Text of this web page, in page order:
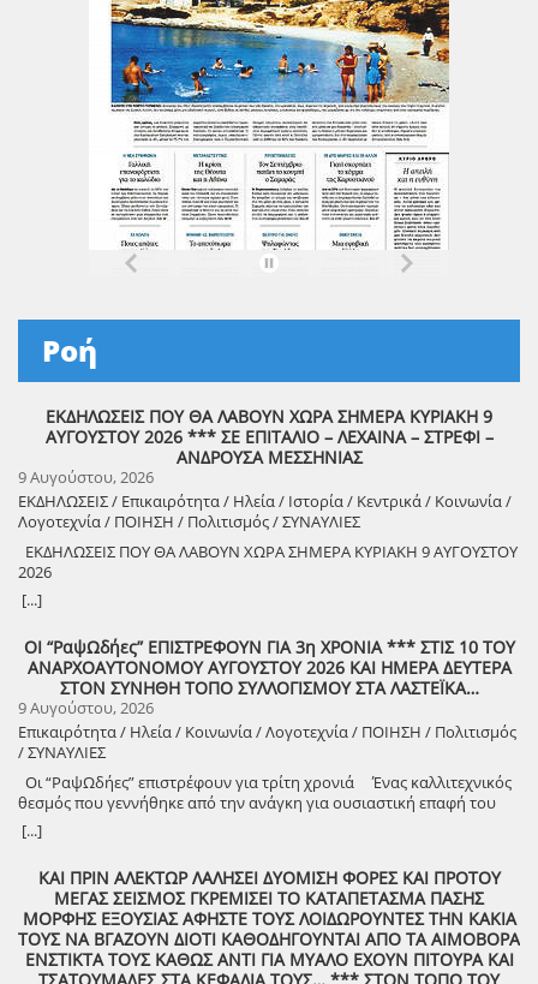
Ροή
ΕΚΔΗΛΩΣΕΙΣ ΠΟΥ ΘΑ ΛΑΒΟΥΝ ΧΩΡΑ ΣΗΜΕΡΑ ΚΥΡΙΑΚΗ 9
ΑΥΓΟΥΣΤΟΥ 2026 *** ΣΕ ΕΠΙΤΑΛΙΟ – ΛΕΧΑΙΝΑ – ΣΤΡΕΦΙ –
ΑΝΔΡΟΥΣΑ ΜΕΣΣΗΝΙΑΣ
9 Αυγούστου, 2026
ΕΚΔΗΛΩΣΕΙΣ / Επικαιρότητα / Ηλεία / Ιστορία / Κεντρικά / Κοινωνία /
Λογοτεχνία / ΠΟΙΗΣΗ / Πολιτισμός / ΣΥΝΑΥΛΙΕΣ
ΕΚΔΗΛΩΣΕΙΣ ΠΟΥ ΘΑ ΛΑΒΟΥΝ ΧΩΡΑ ΣΗΜΕΡΑ ΚΥΡΙΑΚΗ 9 ΑΥΓΟΥΣΤΟΥ
2026
88888888888888888888888888888888888888888888888888888888888888
88888888888888888888888888888888888888888888888888888888888888
[...]
ΟΙ “ΡαψΩδήες” ΕΠΙΣΤΡΕΦΟΥΝ ΓΙΑ 3η ΧΡΟΝΙΑ *** ΣΤΙΣ 10 ΤΟΥ
ΑΝΑΡΧΟΑΥΤΟΝΟΜΟΥ ΑΥΓΟΥΣΤΟΥ 2026 ΚΑΙ ΗΜΕΡΑ ΔΕΥΤΕΡΑ
ΣΤΟΝ ΣΥΝΗΘΗ ΤΟΠΟ ΣΥΛΛΟΓΙΣΜΟΥ ΣΤΑ ΛΑΣΤΕΪΚΑ…
9 Αυγούστου, 2026
Επικαιρότητα / Ηλεία / Κοινωνία / Λογοτεχνία / ΠΟΙΗΣΗ / Πολιτισμός
/ ΣΥΝΑΥΛΙΕΣ
Οι “ΡαψΩδήες” επιστρέφουν για τρίτη χρονιά Ένας καλλιτεχνικός
θεσμός που γεννήθηκε από την ανάγκη για ουσιαστική επαφή του
ανθρώπου, με τον λόγο και την μουσική. Πιστοί στο όραμά μας για
συμμετοχική καλλιτεχνική έκφραση, συνεχίζουμε να βλέπουμε τον
ευελπιστούμε να είναι μια συνάντηση ανθρώπων, μια κοινή ανάσα,
μια υπενθύμιση ότι ο πολιτισμός γεννιέται εκεί όπου μοιραζόμαστε,
ακούμε και δημιουργούμε μαζί. Την Δευτέρα 10 Αυγούστου, στις
21:00 , στήνουμε ξανά ένα Συμπόσιον Τέχνης, με «Ιστορίες και
Τραγούδια» , στον ξεχωριστό χώρο της πέτρινης εκκλησίας στα
[...]
ΚΑΙ ΠΡΙΝ ΑΛΕΚΤΩΡ ΛΑΛΗΣΕΙ ΔΥΟΜΙΣΗ ΦΟΡΕΣ ΚΑΙ ΠΡΟΤΟΥ
ΜΕΓΑΣ ΣΕΙΣΜΟΣ ΓΚΡΕΜΙΣΕΙ ΤΟ ΚΑΤΑΠΕΤΑΣΜΑ ΠΑΣΗΣ
ΜΟΡΦΗΣ ΕΞΟΥΣΙΑΣ ΑΦΗΣΤΕ ΤΟΥΣ ΛΟΙΔΩΡΟΥΝΤΕΣ ΤΗΝ ΚΑΚΙΑ
ΤΟΥΣ ΝΑ ΒΓΑΖΟΥΝ ΔΙΟΤΙ ΚΑΘΟΔΗΓΟΥΝΤΑΙ ΑΠΟ ΤΑ ΑΙΜΟΒΟΡΑ
ΕΝΣΤΙΚΤΑ ΤΟΥΣ ΚΑΘΩΣ ΑΝΤΙ ΓΙΑ ΜΥΑΛΟ ΕΧΟΥΝ ΠΙΤΟΥΡΑ ΚΑΙ
ΤΣΑΤΟΥΜΑΔΕΣ ΣΤΑ ΚΕΦΑΛΙΑ ΤΟΥΣ… *** ΣΤΟΝ ΤΟΠΟ ΤΟΥ